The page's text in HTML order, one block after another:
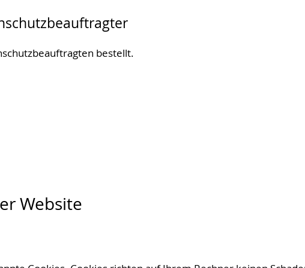
bestellt.
Website